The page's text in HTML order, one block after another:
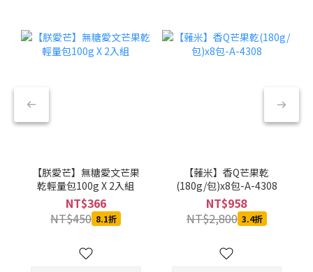
【朕愛芒】無糖愛文芒果
乾輕量包100g X 2入組
NT$366
NT$450 8.1折
【蕥米】香Q芒果乾
(180g/包)x8包-A-4308
NT$958
NT$2,800 3.4折